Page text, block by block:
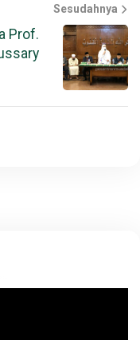
Sesudahnya
Prof.